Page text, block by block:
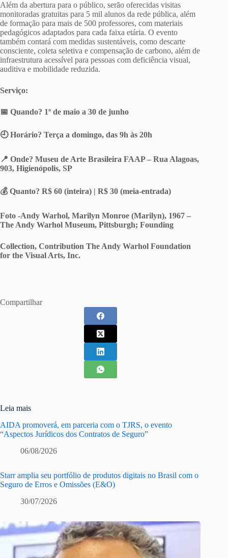
Além da abertura para o público, serão oferecidas visitas
monitoradas gratuitas para 5 mil alunos da rede pública, além
de formação para mais de 500 professores, com materiais
pedagógicos adaptados para cada faixa etária. O evento
também contará com medidas sustentáveis, como descarte
consciente, coleta seletiva e compensação de carbono, além de
infraestrutura acessível para pessoas com deficiência visual,
auditiva e mobilidade reduzida.
Serviço:
📅 Quando? 1º de maio a 30 de junho
🕘 Horário? Terça a domingo, das 9h às 20h
📍 Onde? Museu de Arte Brasileira FAAP – Rua Alagoas,
903, Higienópolis, SP
💰 Quanto? R$ 60 (inteira) | R$ 30 (meia-entrada)
Foto -Andy Warhol, Marilyn Monroe (Marilyn), 1967 –
The Andy Warhol Museum, Pittsburgh; Founding
Collection, Contribution The Andy Warhol Foundation
for the Visual Arts, Inc.
Compartilhar
Leia mais
AIDA promoverá, em parceria com o TJRS, o evento
“Aspectos Jurídicos dos Contratos de Seguro”
06/08/2026
Starr amplia seu portfólio de produtos digitais no Brasil com o
Seguro de Erros e Omissões (E&O)
30/07/2026